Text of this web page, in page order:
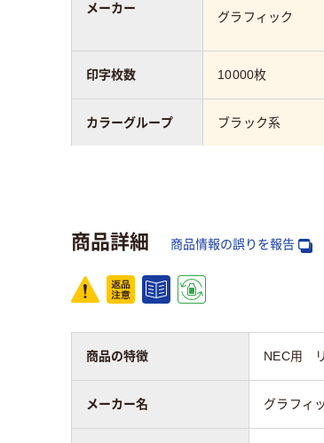
グラフィック
10000枚
ブラック系
メーカー
印字枚数
カラーグループ
商品詳細 商品情報の誤りを報告
商品の特徴 NEC用
メーカー名 グラフィ